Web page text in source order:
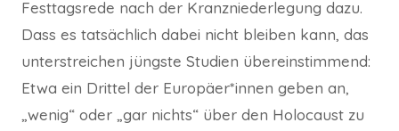
Festtagsrede nach der Kranzniederlegung dazu.
Dass es tatsächlich dabei nicht bleiben kann, das
unterstreichen jüngste Studien übereinstimmend:
Etwa ein Drittel der Europäer*innen geben an,
„wenig“ oder „gar nichts“ über den Holocaust zu